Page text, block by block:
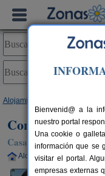
Alojamientos
Conjunto Rural
Casa Rural en
Alquiler completo 13
Bienvenid@ a la
nuestro portal
Una cookie o
información que se
visitar el portal.
empresas externas